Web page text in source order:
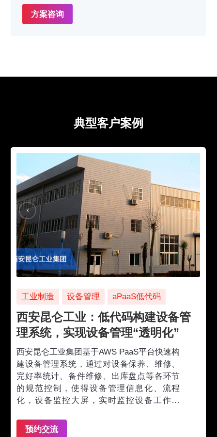
方案咨询
典型客户案例
工业制造 设备管理 aPaaS低代码
西安昆仑工业：低代码构建设备管
理系统，实现设备管理“透明化”
西安昆仑工业集团基于AWS PaaS平台快速构
建设备管理系统，通过对设备保养、维修、
完好率统计、备件维修、出库盘点等各环节
的规范控制，使得设备管理信息化、流程
化，设备监控大屏，实时监控设备工作状
备管理实现“透明化”。
预约交流